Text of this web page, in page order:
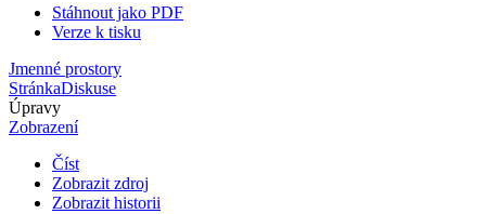
Stáhnout jako PDF
Verze k tisku
Jmenné prostory
StránkaDiskuse
Úpravy
Zobrazení
Číst
Zobrazit zdroj
Zobrazit historii